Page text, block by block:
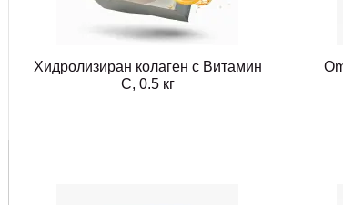
Хидролизиран колаген с Витамин
C, 0.5 кг